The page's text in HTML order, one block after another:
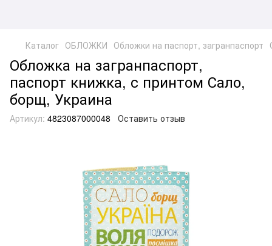
Каталог ОБЛОЖКИ Обложки на паспорт, загранпаспорт
Обложка на загранпаспорт,
паспорт книжка, с принтом Сало,
борщ, Украина
Артикул: 4823087000048 Оставить отзыв